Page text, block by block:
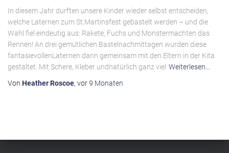
In diesem Jahr durften unsere Kinder wieder selbst entscheiden,
welche Laternen zum St.Martinsfest gebastelt werden – und die
Wahl fiel eindeutig aus: Rakete, Fuchs und Monstermachten das
Rennen! An drei gemütlichen Bastelnachmittagen wurden diese
fantasievollenLaternen dann gemeinsam mit den Eltern in der Kita
gestaltet. Mit Schere, Kleber undnatürlich ganz viel Weiterlesen…
Von Heather Roscoe, vor9 Monaten